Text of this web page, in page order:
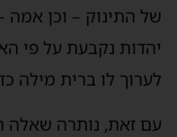
התינוק – וכן אמה –
נקבעת על פי האם,
לו ברית מילה כדת
זאת, נותרה שאלה